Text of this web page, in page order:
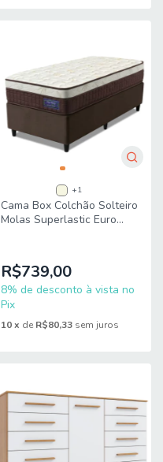
+1
Cama Box Colchão Solteiro
Molas Superlastic Euro
R$739,00
8% de desconto à vista no
Pix
10 x de R$80,33 sem juros